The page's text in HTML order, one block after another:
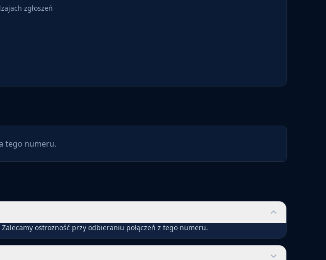
zgłoszeń
tego numeru.
ostrożność przy odbieraniu połączeń z tego numeru.